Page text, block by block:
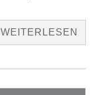
WEITERLESEN